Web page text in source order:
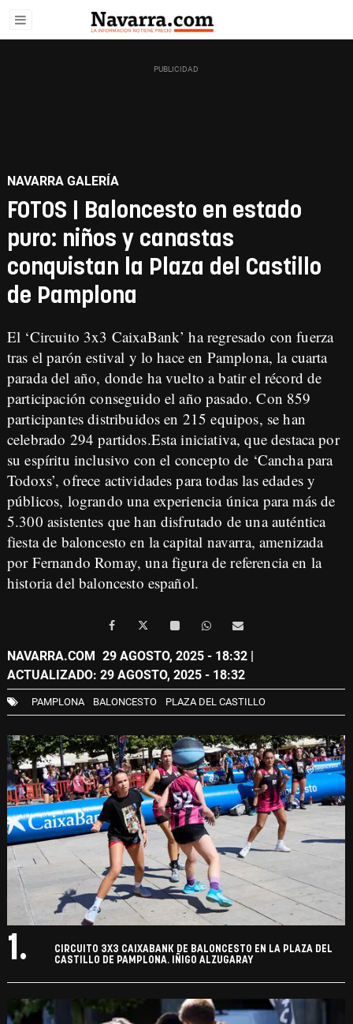
NAVARRA GALERÍA
FOTOS | Baloncesto en estado
puro: niños y canastas
conquistan la Plaza del Castillo
de Pamplona
El ‘Circuito 3x3 CaixaBank’ ha regresado con fuerza
tras el parón estival y lo hace en Pamplona, la cuarta
parada del año, donde ha vuelto a batir el récord de
participación conseguido el año pasado. Con 859
participantes distribuidos en 215 equipos, se han
celebrado 294 partidos.Esta iniciativa, que destaca por
su espíritu inclusivo con el concepto de ‘Cancha para
Todoxs’, ofrece actividades para todas las edades y
públicos, logrando una experiencia única para más de
5.300 asistentes que han disfrutado de una auténtica
fiesta de baloncesto en la capital navarra, amenizada
por Fernando Romay, una figura de referencia en la
historia del baloncesto español.
NAVARRA.COM 29 AGOSTO, 2025 - 18:32 |
ACTUALIZADO: 29 AGOSTO, 2025 - 18:32
PAMPLONA BALONCESTO PLAZA DEL CASTILLO
1.
CIRCUITO 3X3 CAIXABANK DE BALONCESTO EN LA PLAZA DEL
CASTILLO DE PAMPLONA. IÑIGO ALZUGARAY